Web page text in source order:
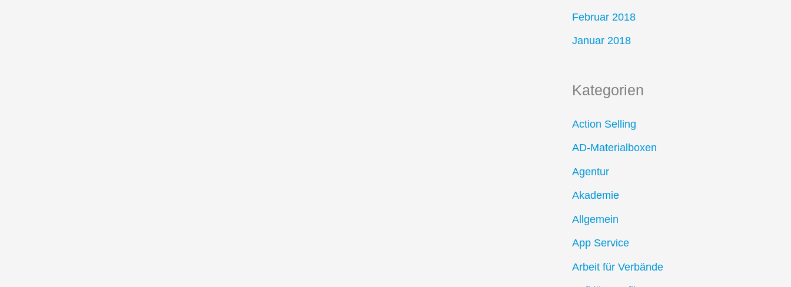
Februar 2018
Januar 2018
Kategorien
Action Selling
AD-Materialboxen
Agentur
Akademie
Allgemein
App Service
Arbeit für Verbände